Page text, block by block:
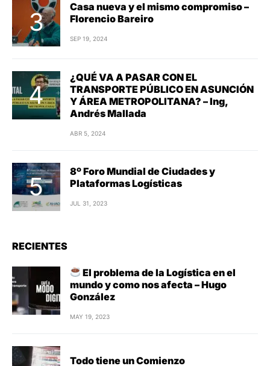
Casa nueva y el mismo compromiso –
Florencio Bareiro
SEP 19, 2024
¿QUÉ VA A PASAR CON EL
TRANSPORTE PÚBLICO EN ASUNCIÓN
Y ÁREA METROPOLITANA? – Ing,
Andrés Mallada
ABR 5, 2024
8º Foro Mundial de Ciudades y
Plataformas Logísticas
JUL 31, 2023
RECIENTES
El problema de la Logística en el
mundo y como nos afecta – Hugo
González
MAY 19, 2023
Todo tiene un Comienzo